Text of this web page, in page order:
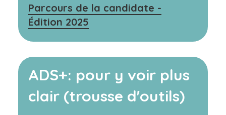
Parcours de la candidate -
Édition 2025
ADS+: pour y voir plus
clair (trousse d'outils)